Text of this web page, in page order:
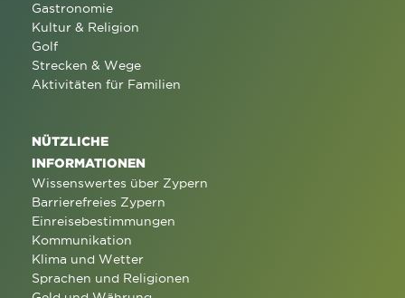
Gastronomie
Kultur & Religion
Golf
Strecken & Wege
Aktivitäten für Familien
NÜTZLICHE
INFORMATIONEN
Wissenswertes über Zypern
Barrierefreies Zypern
Einreisebestimmungen
Kommunikation
Klima und Wetter
Sprachen und Religionen